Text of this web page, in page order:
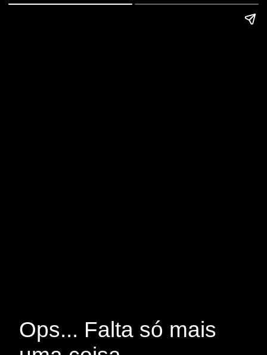
Ops... Falta só mais